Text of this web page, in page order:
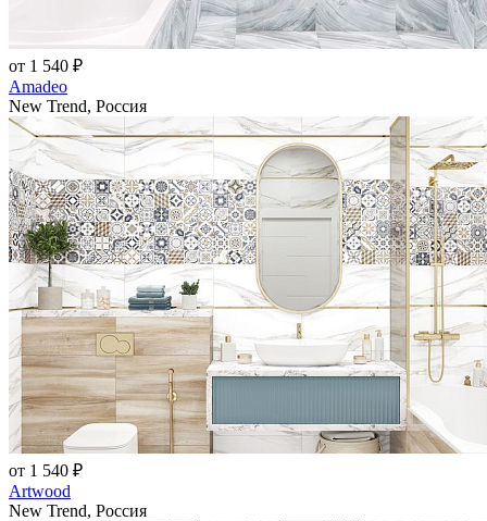
от 1 540 ₽
Amadeo
New Trend, Россия
от 1 540 ₽
Artwood
New Trend, Россия